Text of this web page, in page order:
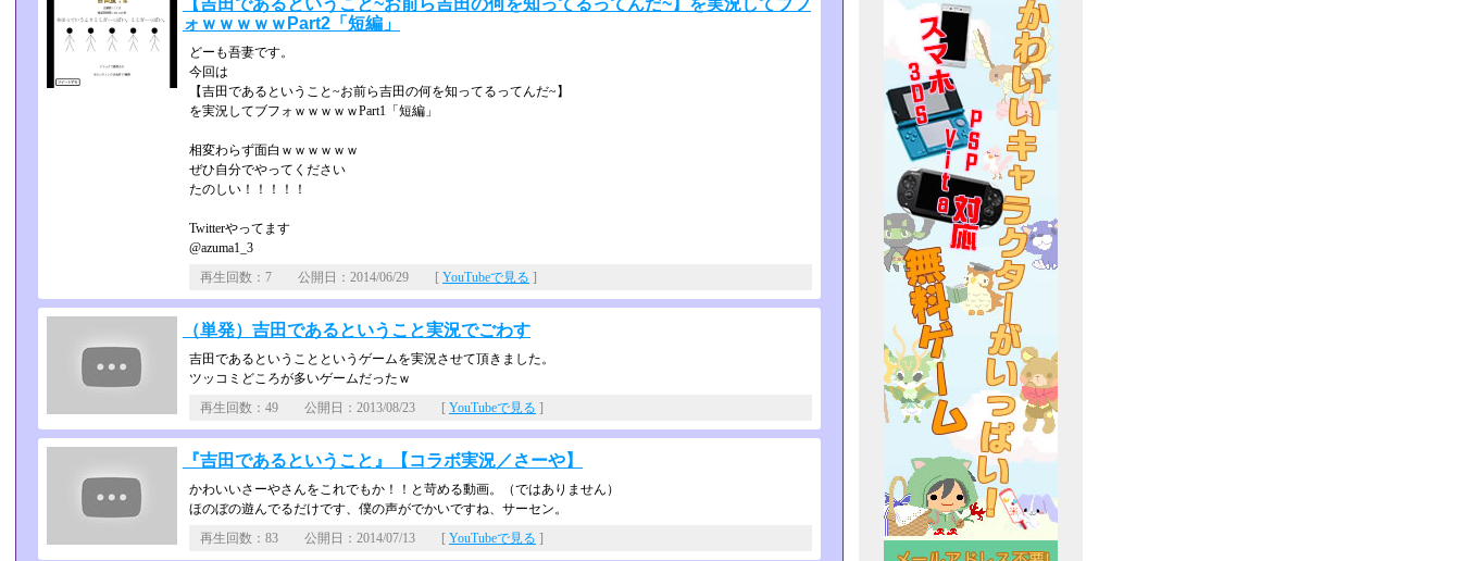
【吉田であるということ~お前ら吉田の何を知ってるってんだ~】を実況してブフ
ォｗｗｗｗｗPart2「短編」
どーも吾妻です。
今回は
【吉田であるということ~お前ら吉田の何を知ってるってんだ~】
を実況してブフォｗｗｗｗｗPart1「短編」
相変わらず面白ｗｗｗｗｗｗ
ぜひ自分でやってください
たのしい！！！！！
Twitterやってます
@azuma1_3
再生回数：7 公開日：2014/06/29 [ YouTubeで見る ]
（単発）吉田であるということ実況でごわす
吉田であるということというゲームを実況させて頂きました。
ツッコミどころが多いゲームだったｗ
再生回数：49 公開日：2013/08/23 [ YouTubeで見る ]
『吉田であるということ』【コラボ実況／さーや】
かわいいさーやさんをこれでもか！！と苛める動画。（ではありません）
ほのぼの遊んでるだけです、僕の声がでかいですね、サーセン。
再生回数：83 公開日：2014/07/13 [ YouTubeで見る ]